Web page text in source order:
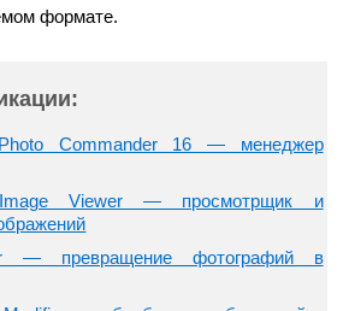
формате.
Commander 16 — менеджер
Image Viewer — просмотрщик и
— превращение фотографий в